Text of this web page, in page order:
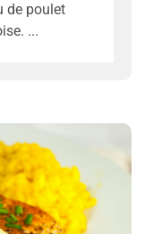
de poulet